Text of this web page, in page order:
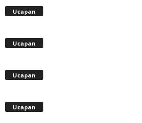
Ucapan
Ucapan
Ucapan
Ucapan